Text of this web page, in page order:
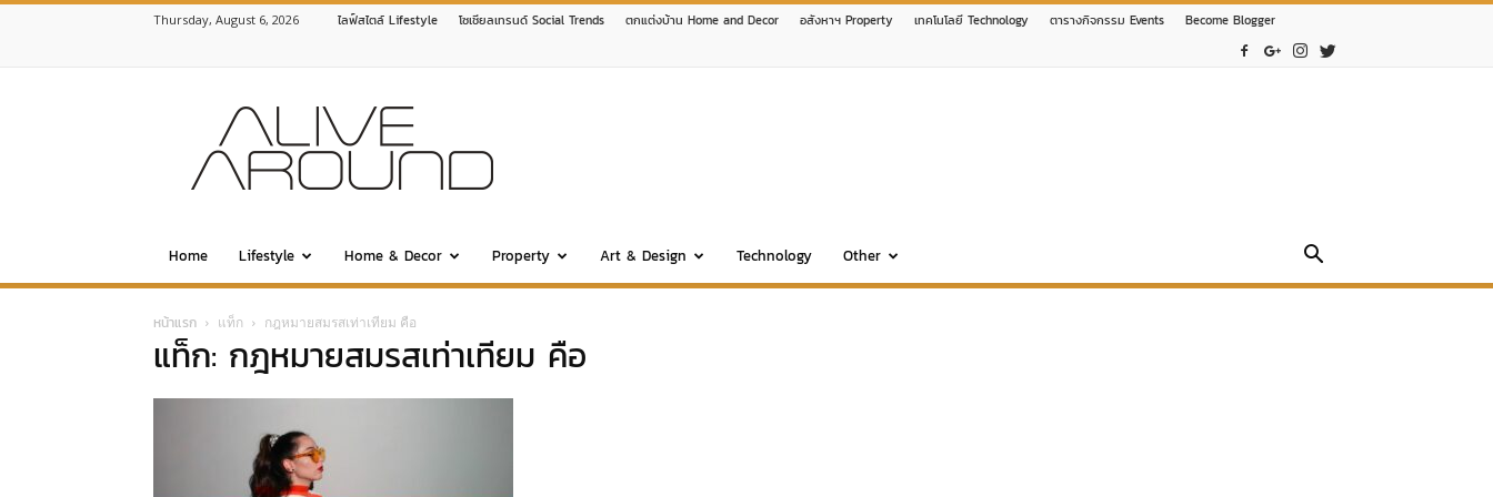
Thursday, August 6, 2026 ไลฟ์สไตล์ Lifestyle โซเชียลเทรนด์ Social Trends ตกแต่งบ้าน Home and Decor อสังหาฯ Property เทคโนโลยี Technology ตารางกิจกรรม Events Become Blogger
www.alivearound.com
Home Lifestyle Home & Decor Property Art & Design Technology Other
หน้าแรก แท็ก กฎหมายสมรสเท่าเทียม คือ
แท็ก: กฎหมายสมรสเท่าเทียม คือ